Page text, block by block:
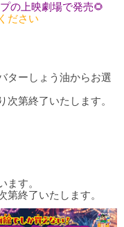
の上映劇場で発売🌻
ださい
ーしょう油からお選
第終了いたします。
ます。
終了いたします。